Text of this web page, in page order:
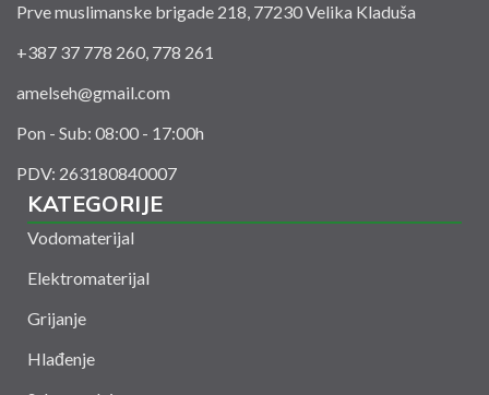
Prve muslimanske brigade 218, 77230 Velika Kladuša
+387 37 778 260, 778 261
amelseh@gmail.com
Pon - Sub: 08:00 - 17:00h
PDV: 263180840007
KATEGORIJE
Vodomaterijal
Elektromaterijal
Grijanje
Hlađenje